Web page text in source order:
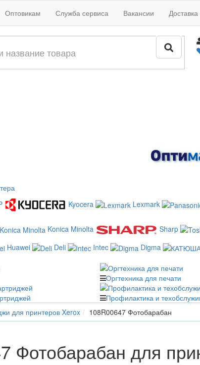
Оптовикам Служба сервиса Вакансии
Kyocera Lexmark
Konica Minolta Sharp
Huawei Deli Intec Digma
Оргтехника для печати
Профилактика и
для принтеров Xerox 108R00647 Фотобарабан
Фотобарабан для